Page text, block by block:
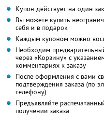
Купон действует на один
Вы можете купить
себя и в подарок
Каждым купоном можно
Необходим
через «Корзину» с
комментариях к заказу
После оформления с вами
подтверждения заказа (по
телефону)
Предъявляйте
получении заказа